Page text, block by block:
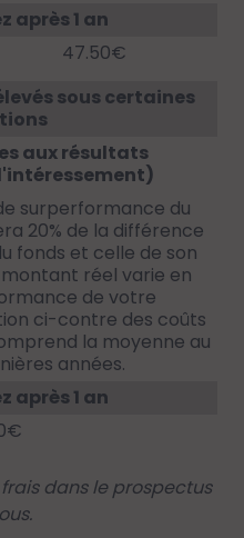
après 1 an
47.50€
sous certaines
aux résultats
surperformance du
20% de la différence
fonds et celle de son
réel varie en
de votre
ci-contre des coûts
la moyenne au
années.
après 1 an
dans le prospectus